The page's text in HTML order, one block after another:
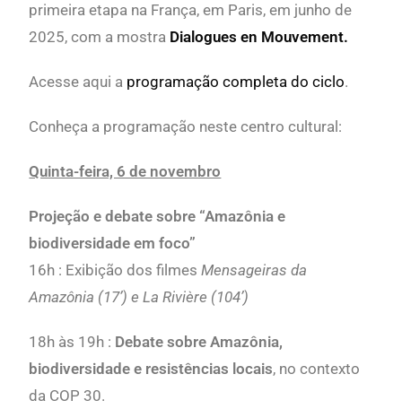
primeira etapa na França, em Paris, em junho de
2025, com a mostra Dialogues en Mouvement.
Acesse aqui a programação completa do ciclo.
Conheça a programação neste centro cultural:
Quinta-feira, 6 de novembro
Projeção e debate sobre “Amazônia e
biodiversidade em foco”
16h : Exibição dos filmesMensageiras da
Amazônia (17’) e La Rivière (104’)
18h às 19h : Debate sobre Amazônia,
biodiversidade e resistências locais, no contexto
da COP 30.